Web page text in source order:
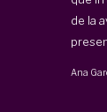
de la
Ana